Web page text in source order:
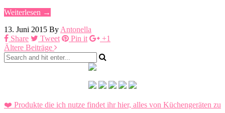
Weiterlesen →
13. Juni 2015 By Antonella
Share
Tweet Pin it
+1
Ältere Beiträge
❤️ Produkte die ich nutze findet ihr hier, alles von Küchengeräten zu